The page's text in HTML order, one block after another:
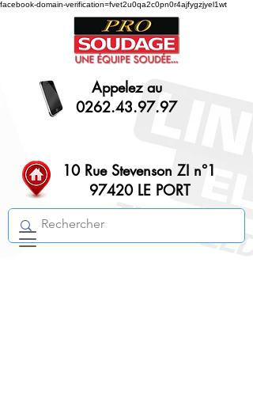
facebook-domain-verification=fvet2u0qa2c0pn0r4ajfygzjyel1wt
10 Rue Stevenson ZI n°1
97420 LE PORT
Appelez au
0262.43.97.97